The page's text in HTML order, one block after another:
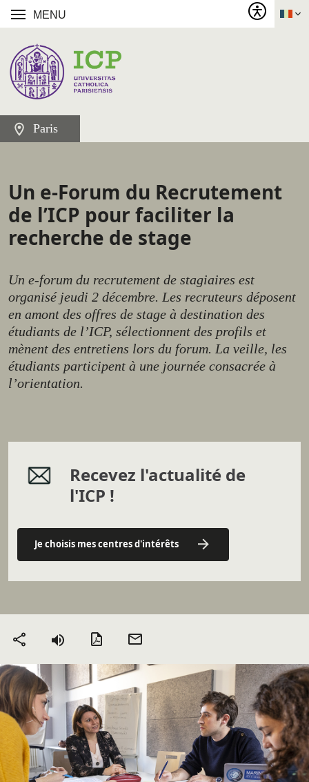
MENU
Paris
Un e-Forum du Recrutement
de l’ICP pour faciliter la
recherche de stage
Un e-forum du recrutement de stagiaires est
organisé jeudi 2 décembre. Les recruteurs déposent
en amont des offres de stage à destination des
étudiants de l’ICP, sélectionnent des profils et
mènent des entretiens lors du forum. La veille, les
étudiants participent à une journée consacrée à
l’orientation.
Recevez l'actualité de
l'ICP !
Je choisis mes centres d'intérêts
Partager Version PDF